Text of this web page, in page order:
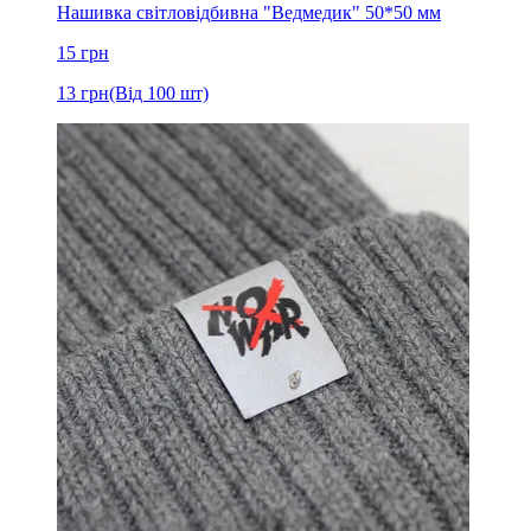
Нашивка світловідбивна "Ведмедик" 50*50 мм
15 грн
13 грн(Від 100 шт)